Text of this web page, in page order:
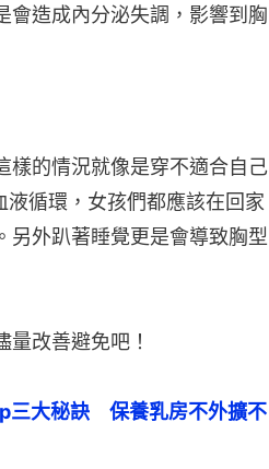
會造成內分泌失調，影響到胸
樣的情況就像是穿不適合自己
循環，女孩們都應該在回家
另外趴著睡覺更是會導致胸型
改善避免吧！
三大秘訣　保養乳房不外擴不